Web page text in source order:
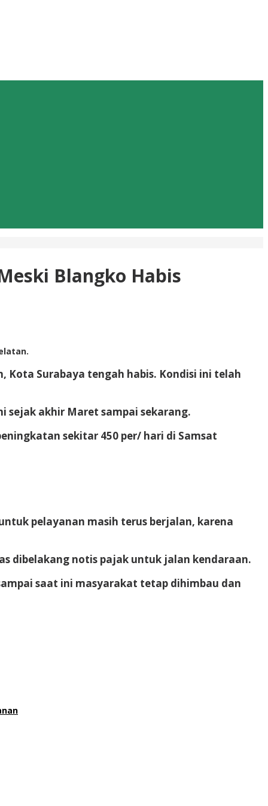
Blangko Habis
Kota Surabaya tengah habis. Kondisi ini telah
sejak akhir Maret sampai sekarang.
sekitar 450 per/ hari di Samsat
pelayanan masih terus berjalan, karena
dibelakang notis pajak untuk jalan kendaraan.
saat ini masyarakat tetap dihimbau dan